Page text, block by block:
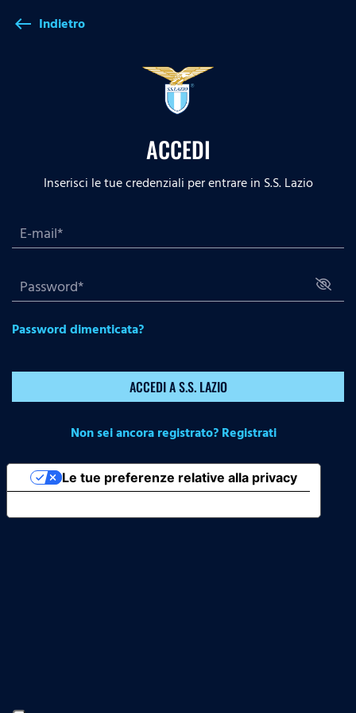
west Indietro
ACCEDI
Inserisci le tue credenziali per entrare in S.S. Lazio
Password dimenticata?
ACCEDI A S.S. LAZIO
Non sei ancora registrato? Registrati
Le tue preferenze relative alla privacy